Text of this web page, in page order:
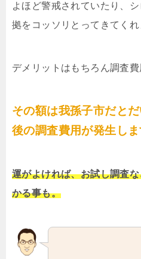
よほど警戒されていたり、
拠をコッソリとってきてくれ
デメリットはもちろん調査費
その額は我孫子市だと
後の調査費用が発生しま
運がよければ、お試し調査
かる事も。